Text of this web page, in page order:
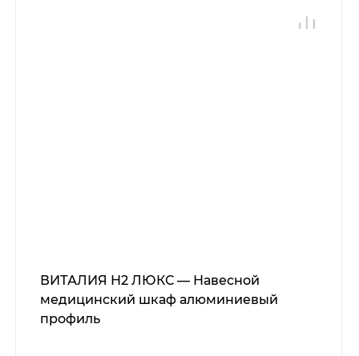
ВИТАЛИЯ Н2 ЛЮКС — Навесной
медицинский шкаф алюминиевый
профиль